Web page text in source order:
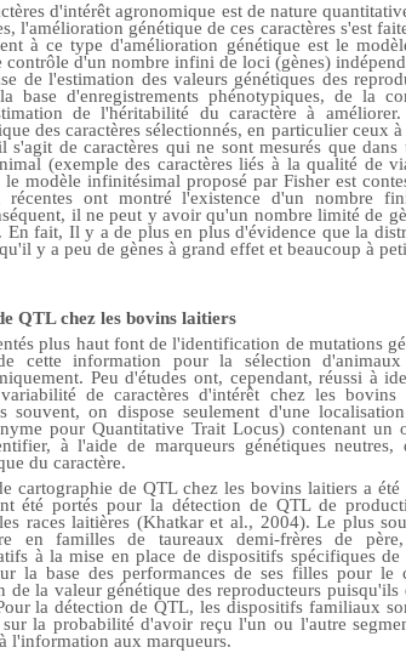
d'intérêt agronomique est de nature
l'amélioration génétique de ces caractères s'est
à ce type d'amélioration génétique est le
contrôle d'un nombre infini de loci (gènes)
de l'estimation des valeurs génétiques des
base d'enregistrements phénotypiques, de la
de l'héritabilité du caractère à
des caractères sélectionnés, en particulier ceux
s'agit de caractères qui ne sont mesurés que
(exemple des caractères liés à la qualité de
modèle infinitésimal proposé par Fisher est
récentes ont montré l'existence d'un nombre
il ne peut y avoir qu'un nombre limité de
En fait, Il y a de plus en plus d'évidence que la
y a peu de gènes à grand effet et beaucoup à
QTL chez les bovins laitiers
plus haut font de l'identification de mutations
cette information pour la sélection d'animaux
Peu d'études ont, cependant, réussi à
de caractères d'intérêt chez les bovins
souvent, on dispose seulement d'une
pour Quantitative Trait Locus) contenant un
à l'aide de marqueurs génétiques neutres,
du caractère.
cartographie de QTL chez les bovins laitiers a
été portés pour la détection de QTL de
races laitières (Khatkar et al., 2004). Le plus
en familles de taureaux demi-frères de
à la mise en place de dispositifs spécifiques
la base des performances de ses filles pour le
de la valeur génétique des reproducteurs
la détection de QTL, les dispositifs familiaux
la probabilité d'avoir reçu l'un ou l'autre
l'information aux marqueurs.